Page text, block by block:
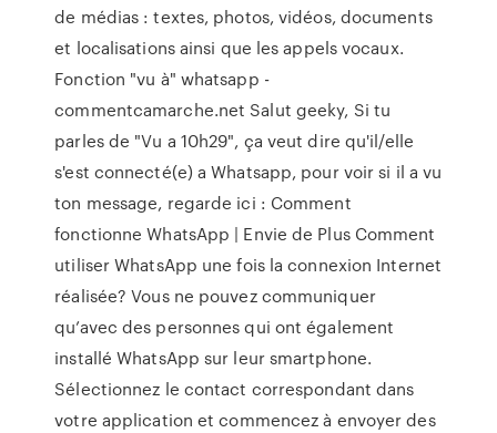
de médias : textes, photos, vidéos, documents
et localisations ainsi que les appels vocaux.
Fonction "vu à" whatsapp -
commentcamarche.net Salut geeky, Si tu
parles de "Vu a 10h29", ça veut dire qu'il/elle
s'est connecté(e) a Whatsapp, pour voir si il a vu
ton message, regarde ici : Comment
fonctionne WhatsApp | Envie de Plus Comment
utiliser WhatsApp une fois la connexion Internet
réalisée? Vous ne pouvez communiquer
qu’avec des personnes qui ont également
installé WhatsApp sur leur smartphone.
Sélectionnez le contact correspondant dans
votre application et commencez à envoyer des